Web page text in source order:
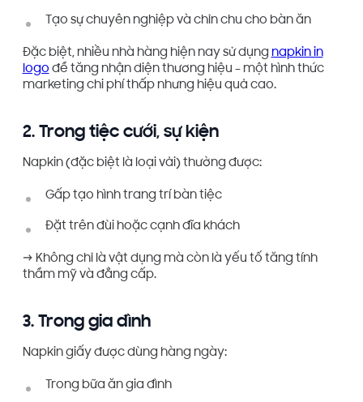
Tạo sự chuyên nghiệp và chỉn chu cho bàn ăn
Đặc biệt, nhiều nhà hàng hiện nay sử dụng napkin in
logo để tăng nhận diện thương hiệu – một hình thức
marketing chi phí thấp nhưng hiệu quả cao.
2. Trong tiệc cưới, sự kiện
Napkin (đặc biệt là loại vải) thường được:
Gấp tạo hình trang trí bàn tiệc
Đặt trên đùi hoặc cạnh đĩa khách
→ Không chỉ là vật dụng mà còn là yếu tố tăng tính
thẩm mỹ và đẳng cấp.
3. Trong gia đình
Napkin giấy được dùng hàng ngày:
Trong bữa ăn gia đình